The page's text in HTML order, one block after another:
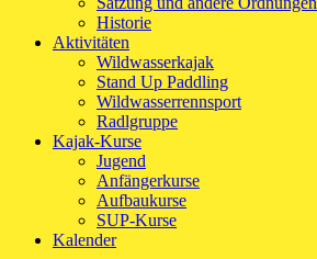
Historie
Aktivitäten
Wildwasserkajak
Stand Up Paddling
Wildwasserrennsport
Radlgruppe
Kajak-Kurse
Jugend
Anfängerkurse
Aufbaukurse
SUP-Kurse
Kalender